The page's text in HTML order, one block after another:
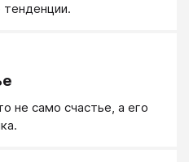
не само счастье, а его